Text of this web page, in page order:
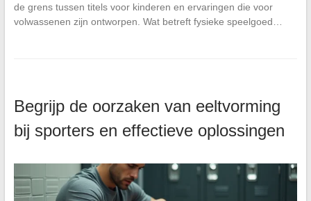
de grens tussen titels voor kinderen en ervaringen die voor
volwassenen zijn ontworpen. Wat betreft fysieke speelgoed…
Begrijp de oorzaken van eeltvorming
bij sporters en effectieve oplossingen